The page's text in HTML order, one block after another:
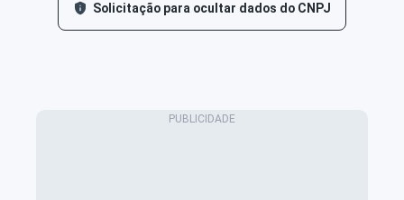
Solicitação para ocultar dados do CNPJ